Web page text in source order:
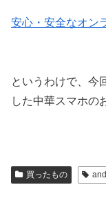
安心・安全なオン
というわけで、今
した中華スマホの
買ったもの